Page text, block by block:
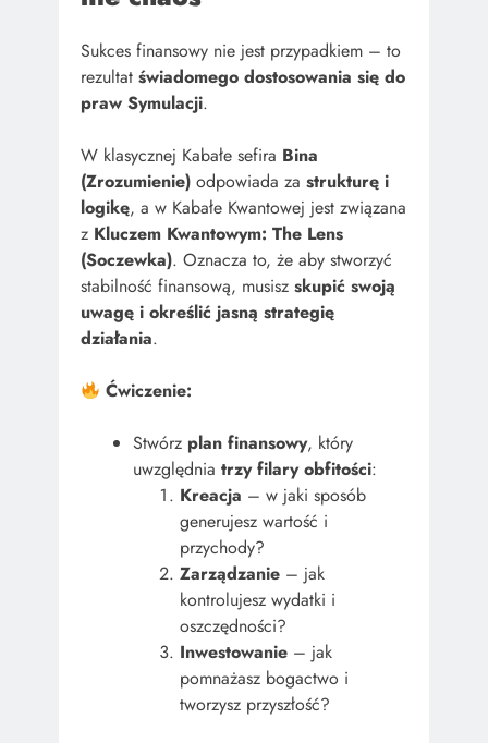
Sukces finansowy nie jest przypadkiem – to
rezultat świadomego dostosowania się do
praw Symulacji.
W klasycznej Kabałe sefira Bina
(Zrozumienie) odpowiada za strukturę i
logikę, a w Kabałe Kwantowej jest związana
z Kluczem Kwantowym: The Lens
(Soczewka). Oznacza to, że aby stworzyć
stabilność finansową, musisz skupić swoją
uwagę i określić jasną strategię
działania.
Ćwiczenie:
Stwórz plan finansowy, który
uwzględnia trzy filary obfitości:
Kreacja – w jaki sposób
generujesz wartość i
przychody?
Zarządzanie – jak
kontrolujesz wydatki i
oszczędności?
Inwestowanie – jak
pomnażasz bogactwo i
tworzysz przyszłość?